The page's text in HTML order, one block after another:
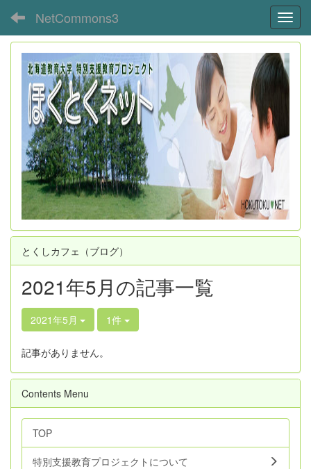
NetCommons3
とくしカフェ（ブログ）
2021年5月の記事一覧
2021年5月 1件
記事がありません。
Contents Menu
TOP
特別支援教育プロジェクトについて